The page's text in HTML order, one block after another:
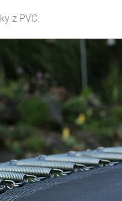
z PVC.